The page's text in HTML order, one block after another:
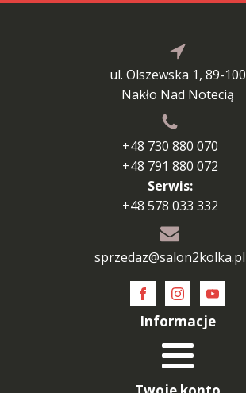
ul. Olszewska 1, 89-100
Nakło Nad Notecią
+48 730 880 070
+48 791 880 072
Serwis:
+48 578 033 332
sprzedaz@salon2kolka.pl
Informacje